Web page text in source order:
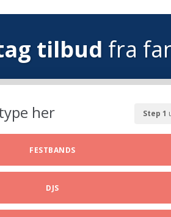
tilbud fra
Step 1
her
FESTBANDS
DJS